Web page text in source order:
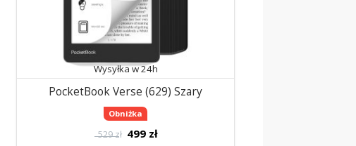
Wysyłka w 24h
PocketBook Verse (629) Szary
Obniżka
529 zł 499 zł